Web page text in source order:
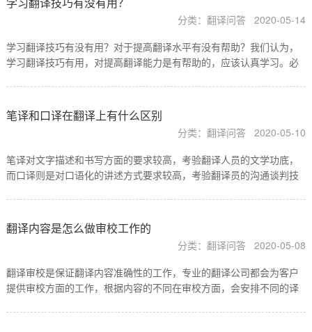
分类：翻译问答
2020-05-14
学习翻译技巧有没有用？对于提高翻译水平有没有帮助？我们认为，
学习翻译技巧有用，对提高翻译能力是有帮助的，应该认真学习。必
笔译和口译在翻译上有什么区别
分类：翻译问答
2020-05-10
笔译对文字描述和书写方面的要求较高，考验翻译人员的文学功底，
而口译则是对口语化的讲述方式要求较高，考验翻译员的沟通谈判技
翻译内容是怎么做审校工作的
分类：翻译问答
2020-05-08
翻译审校是保证翻译内容准确性的工作，专业的翻译公司都会为客户
提供审校方面的工作，根据内容的不同在审校方面，会安排不同的译